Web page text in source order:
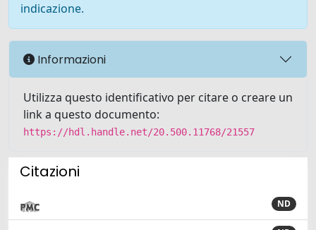
indicazione.
Informazioni
Utilizza questo identificativo per citare o creare un
link a questo documento:
https://hdl.handle.net/20.500.11768/21557
Citazioni
ND